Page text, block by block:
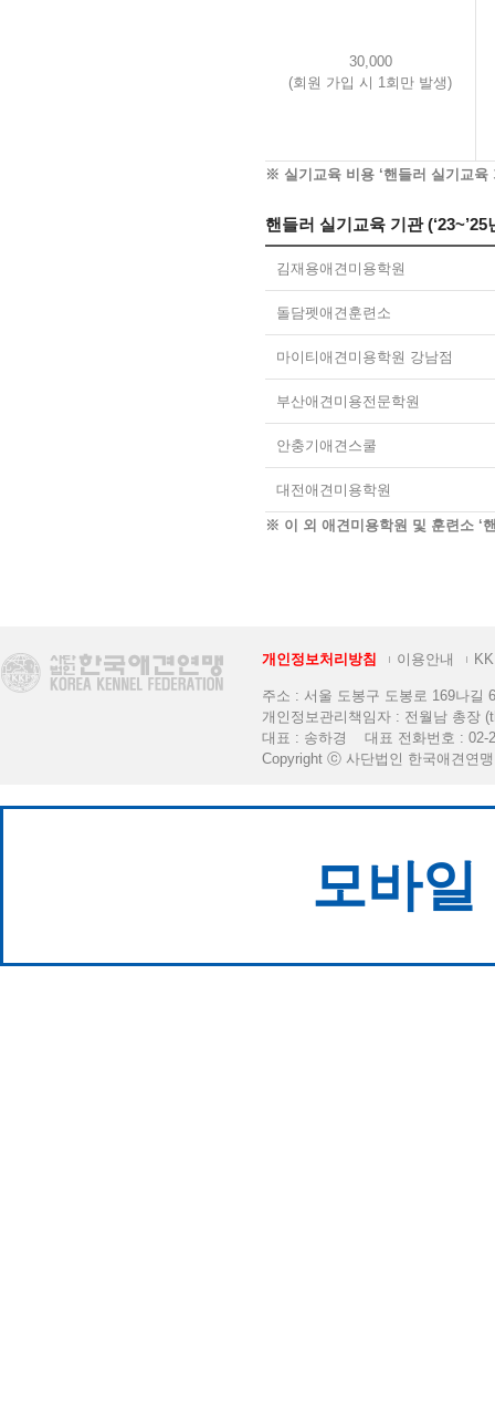
30,000
(회원 가입 시 1회만 발생)
※ 실기교육 비용 ‘핸들러 실기교육
핸들러 실기교육 기관
김재용애견미용학원
돌담펫애견훈련소
마이티애견미용학원 강남점
부산애견미용전문학원
안충기애견스쿨
대전애견미용학원
※ 이 외 애견미용학원 및 훈련소 ‘
개인정보처리방침 이용안내
주소 : 서울 도봉구 도봉로 169나길
개인정보관리책임자 : 전월남 총장
대표 : 송하경 대표 전화번호 :
Copyright ⓒ 사단법인 한국애견연
모바일